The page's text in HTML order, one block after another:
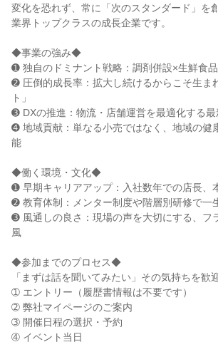
変化を恐れず、常に「次のスタンダード」を
業界トップクラスの成長企業です。
◆事業の強み◆
➊ 独自のドミナント戦略：調剤併設×生鮮食
➋ 圧倒的成長率：拡大し続けるからこそ生ま
ト」
➌ DXの推進：物流・店舗運営を最適化する最
➍ 地域貢献：単なる小売ではなく、地域の健
能
◆働く環境・文化◆
➊ 早期キャリアアップ：入社数年での店長、
➋ 教育体制：メンター制度や階層別研修で一
➌ 風通しの良さ：現場の声を大切にする、フ
風
◆参加までのプロセス◆
「まずは話を聞いてみたい」その気持ちを歓
➀ エントリー（履歴書情報は不要です）
➁ 弊社マイページのご案内
➂ 開催日程の選択・予約
➃ イベント当日